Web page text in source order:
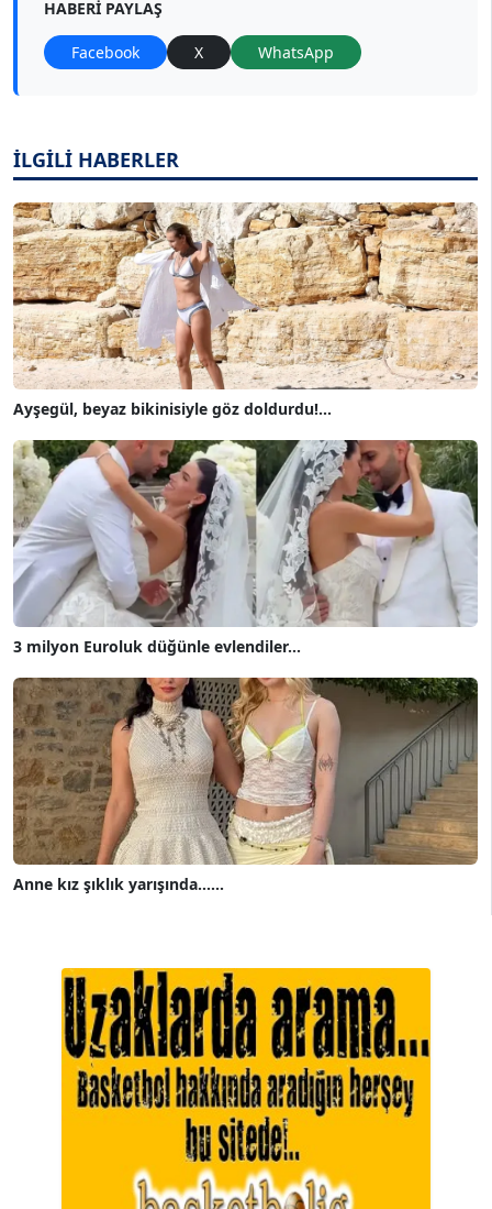
HABERI PAYLAŞ
Facebook X WhatsApp
İLGİLİ HABERLER
Ayşegül, beyaz bikinisiyle göz doldurdu!...
3 milyon Euroluk düğünle evlendiler...
Anne kız şıklık yarışında......
A. BAHRİ VRESKALA